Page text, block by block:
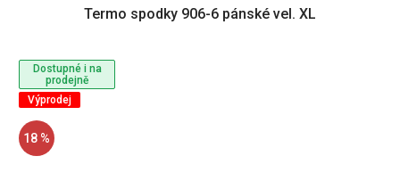
Dostupné i na
prodejně
Výprodej
18 %
Termo spodky 906-6 pánské vel. XL